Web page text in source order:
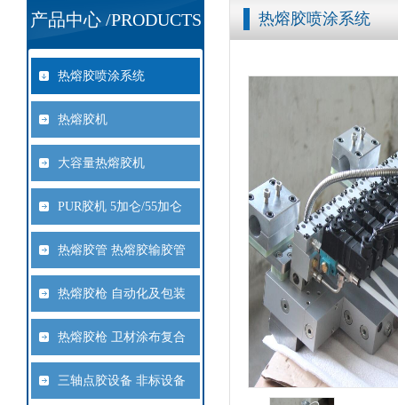
产品中心 /PRODUCTS
热熔胶喷涂系统
热熔胶机
大容量热熔胶机
PUR胶机 5加仑/55加仑
热熔胶管 热熔胶输胶管
热熔胶枪 自动化及包装
热熔胶枪 卫材涂布复合
三轴点胶设备 非标设备
热熔胶喷涂系统